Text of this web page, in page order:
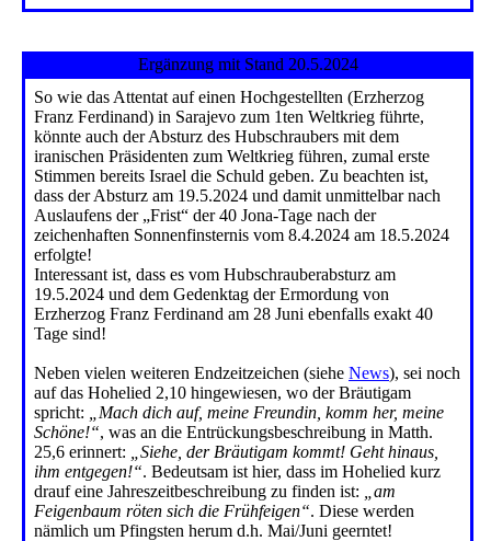
Ergänzung mit Stand 20.5.2024
So wie das Attentat auf einen Hochgestellten (Erzherzog
Franz Ferdinand) in Sarajevo zum 1ten Weltkrieg führte,
könnte auch der Absturz des Hubschraubers mit dem
iranischen Präsidenten zum Weltkrieg führen, zumal erste
Stimmen bereits Israel die Schuld geben. Zu beachten ist,
dass der Absturz am 19.5.2024 und damit unmittelbar nach
Auslaufens der „Frist“ der 40 Jona-Tage nach der
zeichenhaften Sonnenfinsternis vom 8.4.2024 am 18.5.2024
erfolgte!
Interessant ist, dass es vom Hubschrauberabsturz am
19.5.2024 und dem Gedenktag der Ermordung von
Erzherzog Franz Ferdinand am 28 Juni ebenfalls exakt 40
Tage sind!
Neben vielen weiteren Endzeitzeichen (siehe News), sei noch
auf das Hohelied 2,10 hingewiesen, wo der Bräutigam
spricht:
„Mach dich auf, meine Freundin, komm her, meine
Schöne!“, was an die Entrückungsbeschreibung in Matth.
25,6 erinnert:
„Siehe, der Bräutigam kommt! Geht hinaus,
ihm entgegen!“. Bedeutsam ist hier, dass im Hohelied kurz
drauf eine Jahreszeitbeschreibung zu finden ist:
„am
Feigenbaum röten sich die Frühfeigen“. Diese werden
nämlich um Pfingsten herum d.h. Mai/Juni geerntet!